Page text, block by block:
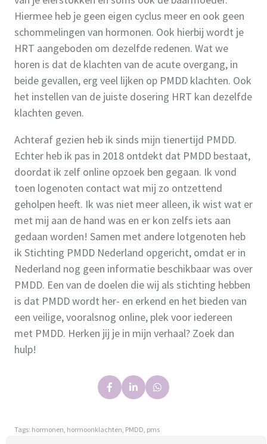
Hiermee heb je geen eigen cyclus meer en ook geen
schommelingen van hormonen. Ook hierbij wordt je
HRT aangeboden om dezelfde redenen. Wat we
horen is dat de klachten van de acute overgang, in
beide gevallen, erg veel lijken op PMDD klachten. Ook
het instellen van de juiste dosering HRT kan dezelfde
klachten geven.
Achteraf gezien heb ik sinds mijn tienertijd PMDD.
Echter heb ik pas in 2018 ontdekt dat PMDD bestaat,
doordat ik zelf online opzoek ben gegaan. Ik vond
toen logenoten contact wat mij zo ontzettend
geholpen heeft. Ik was niet meer alleen, ik wist wat er
met mij aan de hand was en er kon zelfs iets aan
gedaan worden! Samen met andere lotgenoten heb
ik Stichting PMDD Nederland opgericht, omdat er in
Nederland nog geen informatie beschikbaar was over
PMDD. Een van de doelen die wij als stichting hebben
is dat PMDD wordt her- en erkend en het bieden van
een veilige, vooralsnog online, plek voor iedereen
met PMDD. Herken jij je in mijn verhaal? Zoek dan
hulp!
Tags: hormonen, hormoonklachten, PMDD, pms